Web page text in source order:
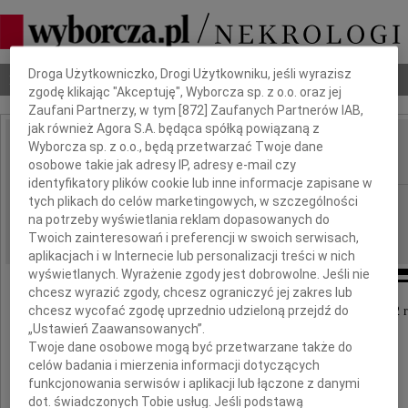
Nekrologi Odeszli Poradnik pogrzebowy
IMIĘ I NAZWISKO: Jadwiga Kawecka
REGION: Bydgoszcz
DATA EMISJI: 11.08.2012
Z głębokim żalem zawiadamiamy, że dnia 9 sierpnia 2012
kochana Mama, Babcia, Siostra i Ciocia
Dbamy o Twoją prywatność
Droga Użytkowniczko, Drogi Użytkowniku, jeśli wyrazisz
zgodę klikając "Akceptuję", Wyborcza sp. z o.o. oraz jej
Zaufani Partnerzy, w tym [872 ] Zaufanych Partnerów IAB,
jak również Agora S.A. będąca spółką powiązaną z
Wyborcza sp. z o.o., będą przetwarzać Twoje dane
osobowe takie jak adresy IP, adresy e-mail czy
identyfikatory plików cookie lub inne informacje zapisane w
tych plikach do celów marketingowych, w szczególności
na potrzeby wyświetlania reklam dopasowanych do
Twoich zainteresowań i preferencji w swoich serwisach,
aplikacjach i w Internecie lub personalizacji treści w nich
wyświetlanych. Wyrażenie zgody jest dobrowolne. Jeśli nie
chcesz wyrazić zgody, chcesz ograniczyć jej zakres lub
chcesz wycofać zgodę uprzednio udzieloną przejdź do
„Ustawień Zaawansowanych”.
Twoje dane osobowe mogą być przetwarzane także do
celów badania i mierzenia informacji dotyczących
funkcjonowania serwisów i aplikacji lub łączone z danymi
dot. świadczonych Tobie usług. Jeśli podstawą